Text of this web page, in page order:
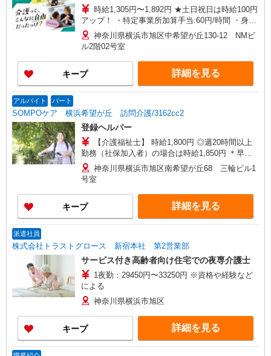
時給1,305円〜1,892円 ★土日祝日は時給100円
アップ！ ・特定事業所加算手当:60円/時間 ・身体
介護手当:500円/時間 ・早朝夜間深夜手当:300円/
時間 （18:00〜翌07:59の時間帯） ・ICT手
当:2,000円/月 ・深夜割増は別途支給 ・ケア→ケ
アの移動時間も賃金（時給）を支給 ※給与幅は資
格・経験等による
神奈川県横浜市旭区中希望が丘130-12 NMビ
ル2階02号室
キープ 詳細を見る
アルバイト パート
SOMPOケア 横浜希望が丘 訪問介護/3162cc2
登録ヘルパー
【介護福祉士】 時給1,800円 ◎週20時間以上
勤務（社保加入者）の場合は時給1,850円 ＊早朝
夜間（〜8:00、18:00〜）：時給2,250円〜 ＊日曜
祝日：時給2,100円〜 【実務者研修・初任者研修
（ヘルパー1級・2級）】 時給1,720円 ◎週20時間
以上勤務（社保加入者）の場合は時給1,770円 ＊
早朝夜間（〜8:00、18:00〜）：時給2,150円〜 ＊
日曜祝日：時給2,020円〜 ◎身体介助、生活援助
神奈川県横浜市旭区南希望が丘68 三輪ビル1
号室
キープ 詳細を見る
派遣社員
株式会社トラストグロース 新宿本社 第2営業部
サービス付き高齢者向け住宅での夜専介護士
1夜勤：29450円〜33250円 ※資格や経験など
による
神奈川県横浜市旭区
キープ 詳細を見る